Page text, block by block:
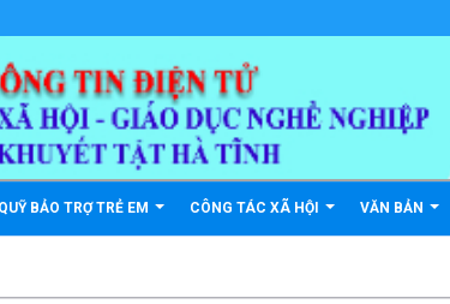
QUỸ BẢO TRỢ TRẺ EM CÔNG TÁC XÃ HỘI VĂN BẢN